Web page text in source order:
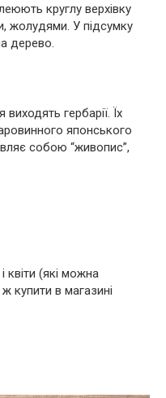
круглу верхівку
жолудями. У підсумку
дерево.
гербарії. Їх
японського
собою “живопис”,
квіти (які можна
купити в магазині